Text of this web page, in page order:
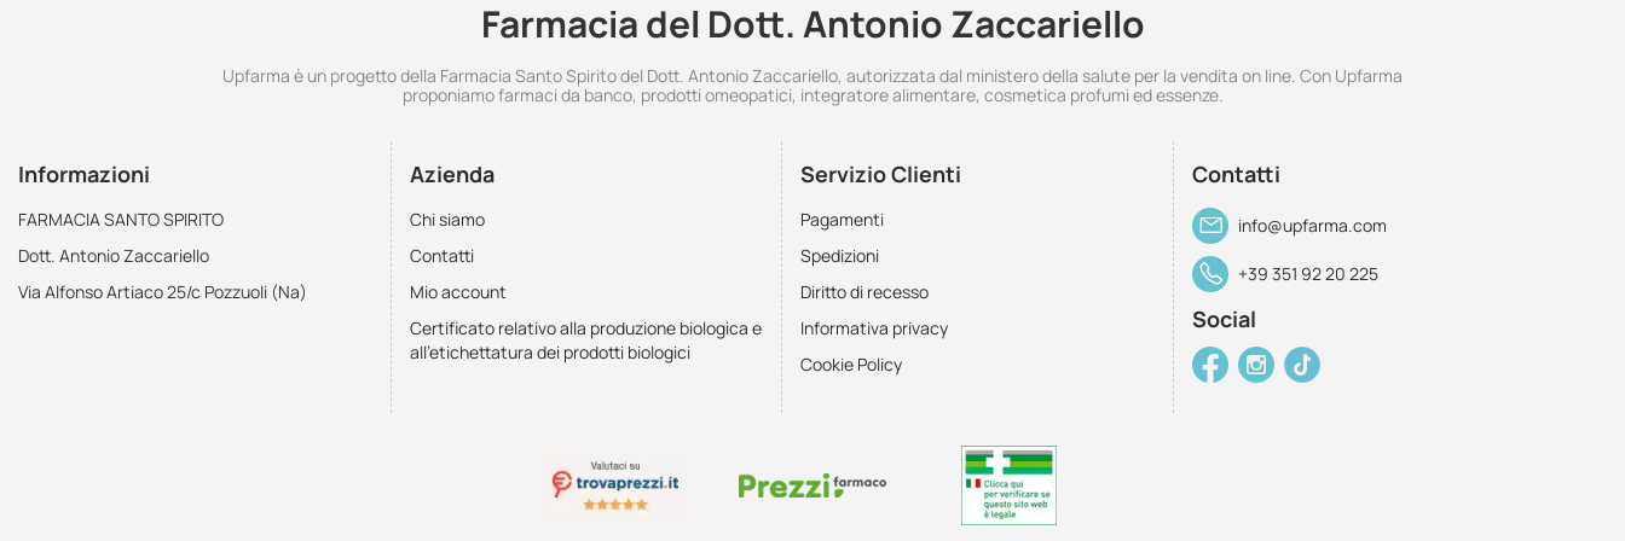
Farmacia del Dott. Antonio Zaccariello
Upfarma è un progetto della Farmacia Santo Spirito del Dott. Antonio Zaccariello, autorizzata dal ministero della salute per la vendita on line. Con Upfarma
proponiamo farmaci da banco, prodotti omeopatici, integratore alimentare, cosmetica profumi ed essenze.
Informazioni
FARMACIA SANTO SPIRITO
Dott. Antonio Zaccariello
Via Alfonso Artiaco 25/c Pozzuoli (Na)
Azienda
Chi siamo
Contatti
Mio account
Certificato relativo alla produzione biologica e
all'etichettatura dei prodotti biologici
Servizio Clienti
Pagamenti
Spedizioni
Diritto di recesso
Informativa privacy
Cookie Policy
Contatti
info@upfarma.com
+39 351 92 20 225
Social